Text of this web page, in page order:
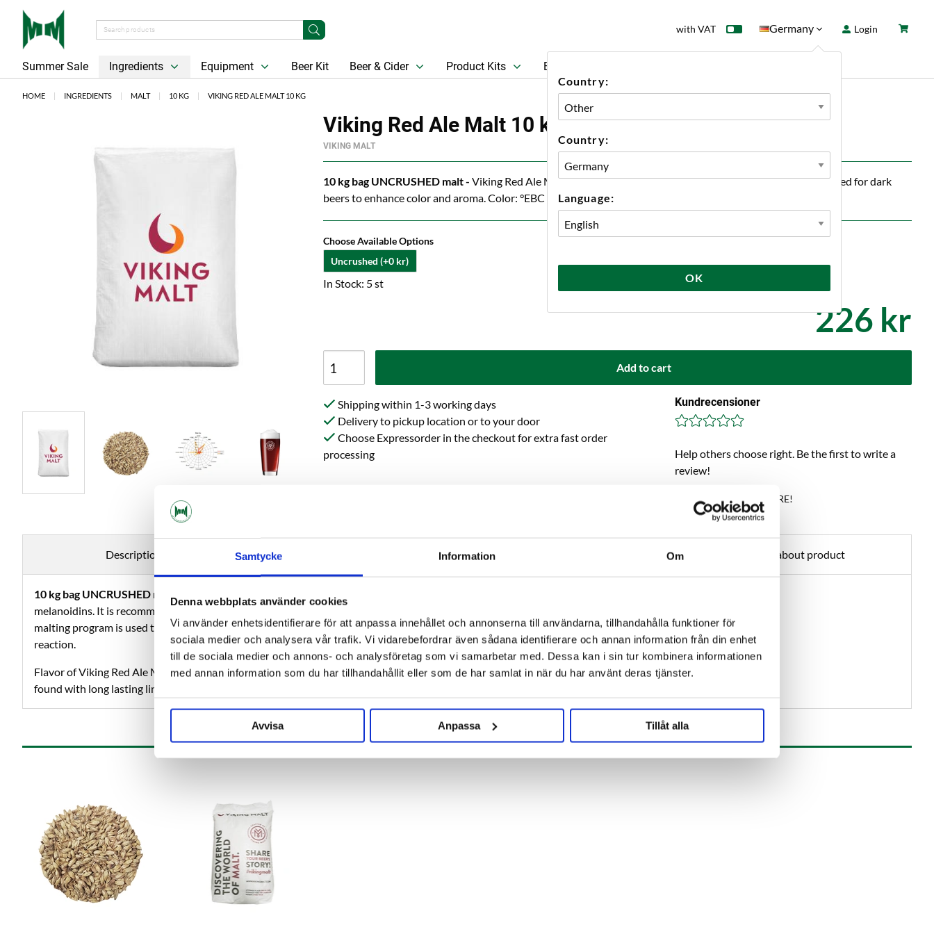
Samtycke Information Om
Denna webbplats använder cookies
Vi använder enhetsidentifierare för att anpassa innehållet och annonserna till användarna, tillhandahålla funktioner för
sociala medier och analysera vår trafik. Vi vidarebefordrar även sådana identifierare och annan information från din enhet
till de sociala medier och annons- och analysföretag som vi samarbetar med. Dessa kan i sin tur kombinera informationen
med annan information som du har tillhandahållit eller som de har samlat in när du har använt deras tjänster.
Avvisa Anpassa Tillåt alla
with VAT Germany
Country:
Country:
Language:
OK
Login
Summer Sale Ingredients Equipment Beer Kit Beer & Cider Product Kits Beer
HOME INGREDIENTS MALT 10 KG VIKING RED ALE MALT 10 KG
Viking Red Ale Malt 10 kg
VIKING MALT
10 kg bag UNCRUSHED malt -Viking Red Ale Malt malt is aromatic malt rich in melanoidins. It is recommended for dark
beers to enhance color and aroma. Color: °EBC 70
Choose Available Options
Uncrushed (+0 kr)
In Stock: 5 st
226 kr
Add to cart
Shipping within 1-3 working days
Delivery to pickup location or to your door
Choose Expressorder in the checkout for extra fast order
processing
Kundrecensioner
Help others choose right. Be the first to write a
review!
Write a review, click HERE!
Description Ask about product
10 kg bag UNCRUSHED malt -
Viking Red Ale Malt malt is aromatic malt rich in
melanoidins. It is recommended for dark beers to enhance color and aroma. A special
malting program is used to ensure the right flavor and aroma through controlled Maillard
reaction.
Flavor of Viking Red Ale Malt is malty and bitter but also roasted and nutty flavors can be
found with long lasting linger. Red Ale Malt is also slightly acidic. The amylolytic activity of
BEER STYLES: APA, IPA, Red Ale, Dark Lagers
RECOMMENDED USAGE LEVELS:
up to 20%
RELATED PRODUCTS